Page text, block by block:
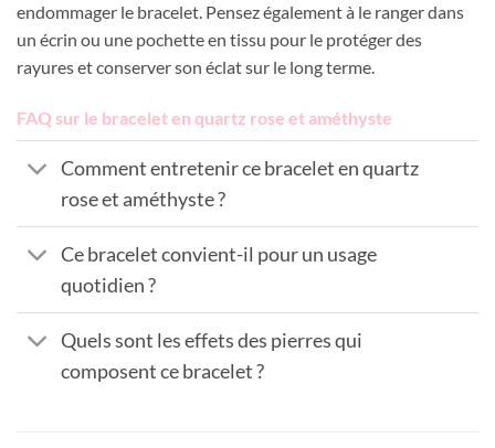
endommager le bracelet. Pensez également à le ranger dans
un écrin ou une pochette en tissu pour le protéger des
rayures et conserver son éclat sur le long terme.
FAQ sur le bracelet en quartz rose et améthyste
Comment entretenir ce bracelet en quartz
rose et améthyste ?
Ce bracelet convient-il pour un usage
quotidien ?
Quels sont les effets des pierres qui
composent ce bracelet ?